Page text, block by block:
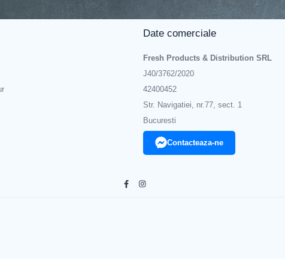
și colorat.
panglicii balonului.
și pentru a aduce un aspect stralucitor decorului tau.
Date comerciale
Fresh Products & Distribution SRL
J40/3762/2020
42400452
Str. Navigatiei, nr.77, sect. 1
Bucuresti
Contacteaza-ne